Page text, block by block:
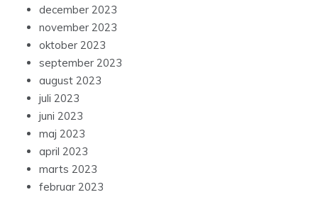
december 2023
november 2023
oktober 2023
september 2023
august 2023
juli 2023
juni 2023
maj 2023
april 2023
marts 2023
februar 2023